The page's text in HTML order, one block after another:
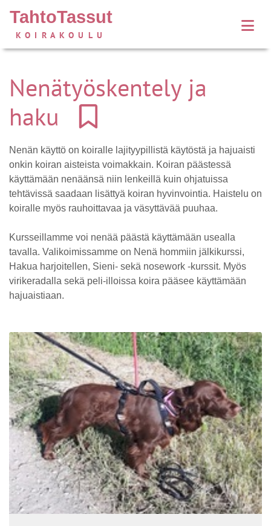
TahtoTassut
KOIRAKOULU
Nenätyöskentely ja
haku
Nenän käyttö on koiralle lajityypillistä käytöstä ja hajuaisti
onkin koiran aisteista voimakkain. Koiran päästessä
käyttämään nenäänsä niin lenkeillä kuin ohjatuissa
tehtävissä saadaan lisättyä koiran hyvinvointia. Haistelu on
koiralle myös rauhoittavaa ja väsyttävää puuhaa.
Kursseillamme voi nenää päästä käyttämään usealla
tavalla. Valikoimissamme on Nenä hommiin jälkikurssi,
Hakua harjoitellen, Sieni- sekä nosework -kurssit. Myös
virikeradalla sekä peli-illoissa koira pääsee käyttämään
hajuaistiaan.